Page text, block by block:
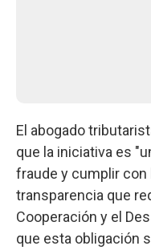
El abogado
que la iniciativa es
fraude y cumplir
transparencia que
Cooperación y el
que esta obligación